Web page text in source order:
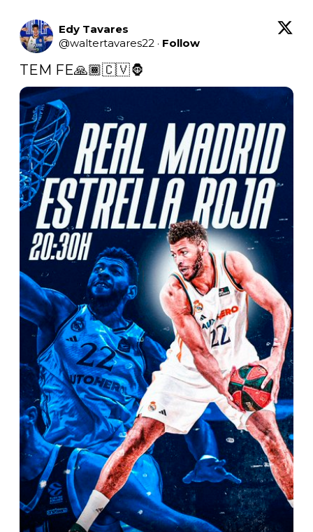
Edy Tavares
@waltertavares22 · Follow
TEM FE🙏🏾🇨🇻🦍